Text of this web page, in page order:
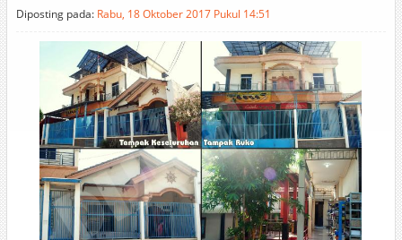
Diposting pada: Rabu, 18 Oktober 2017 Pukul 14:51